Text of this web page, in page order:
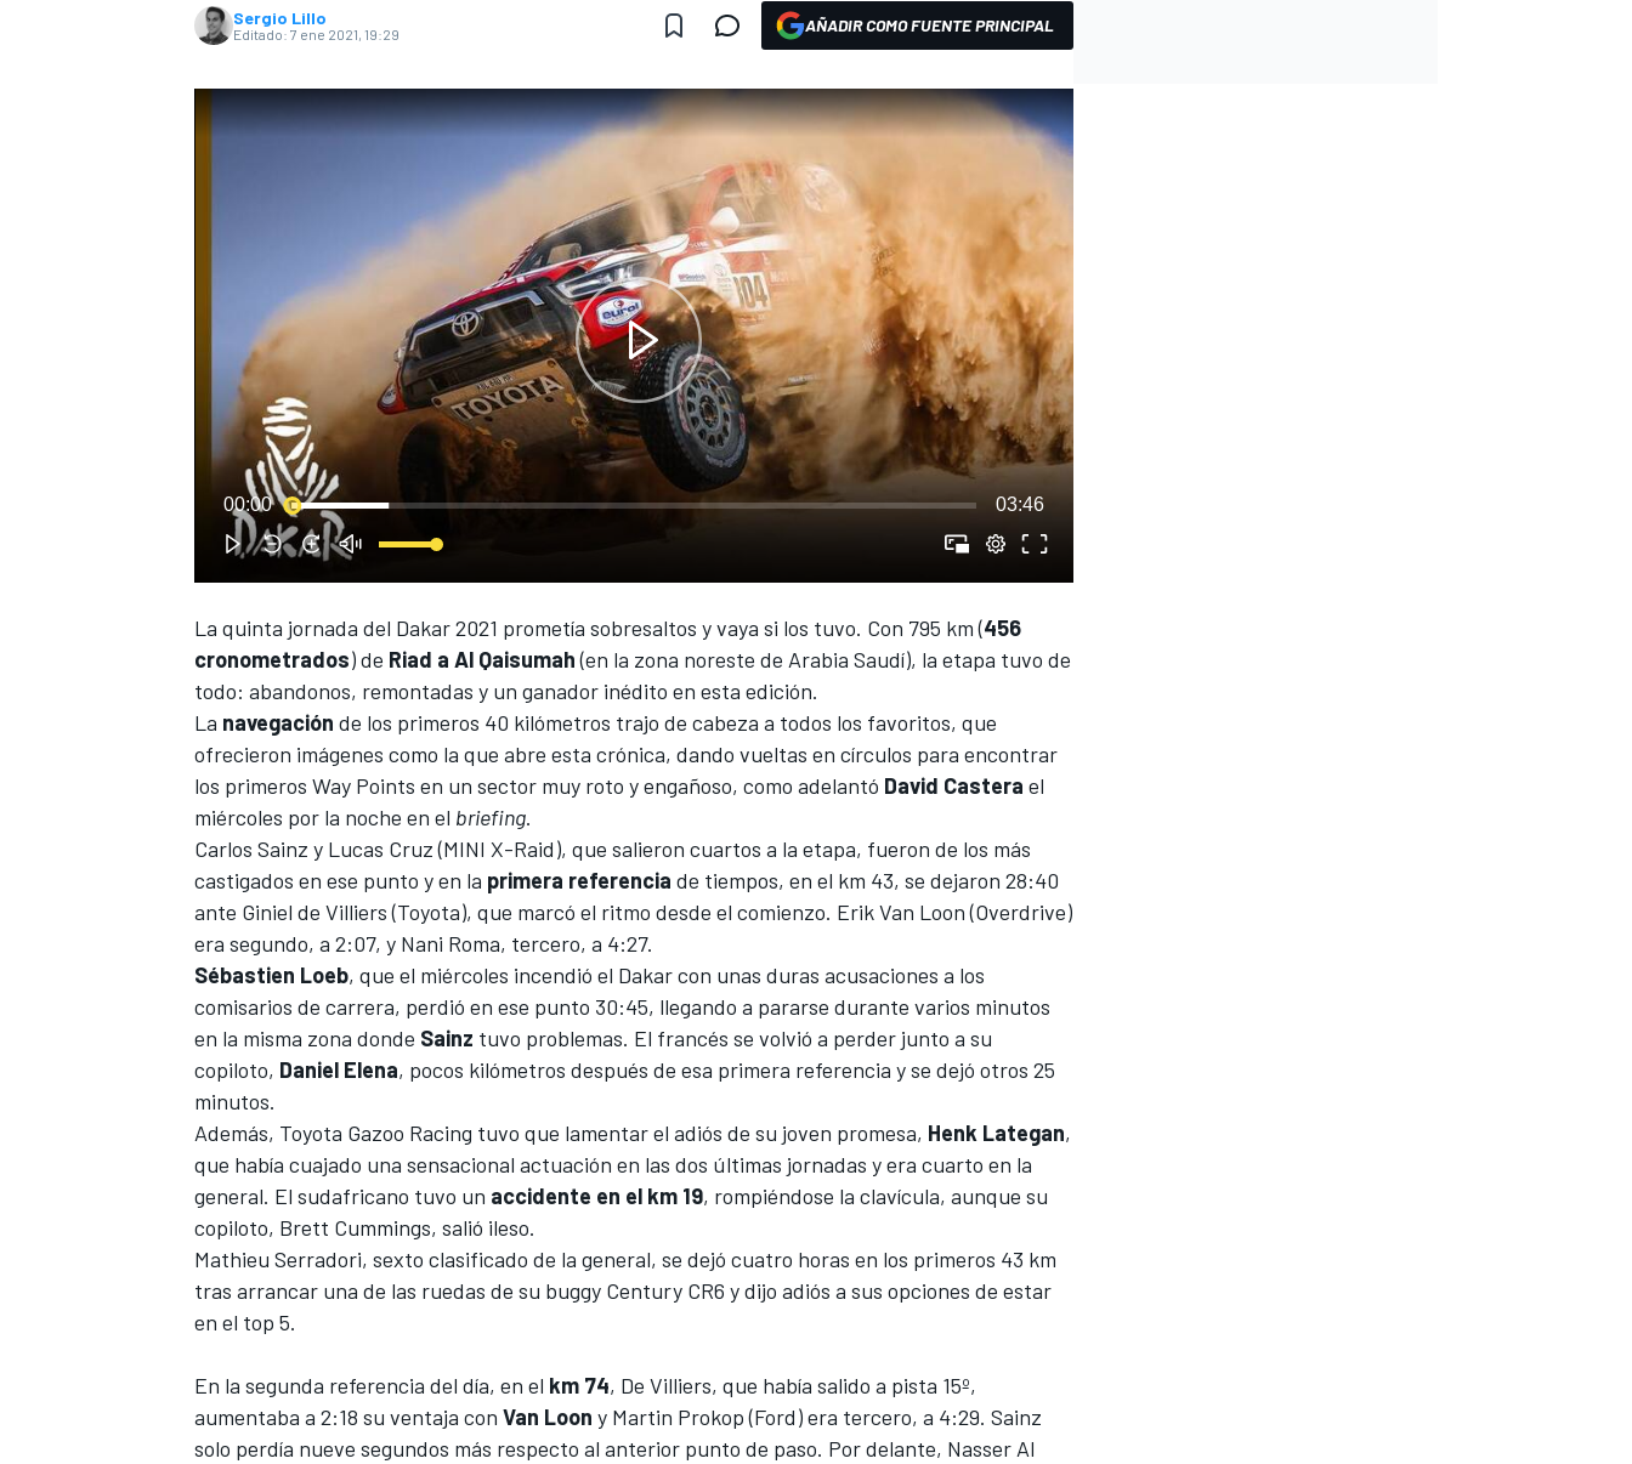
FÓRMULA E
Sergio Lillo
Editado: 7 ene 2021, 19:29 AÑADIR COMO FUENTE PRINCIPAL
00:00 03:46
La quinta jornada del Dakar 2021 prometía sobresaltos y vaya si los tuvo. Con 795 km (456
cronometrados) de Riad a Al Qaisumah(en la zona noreste de Arabia Saudí), la etapa tuvo de
todo: abandonos, remontadas y un ganador inédito en esta edición.
La navegación de los primeros 40 kilómetros trajo de cabeza a todos los favoritos, que
ofrecieron imágenes como la que abre esta crónica, dando vueltas en círculos para encontrar
los primeros Way Points en un sector muy roto y engañoso, como adelantó David Castera el
miércoles por la noche en el briefing.
Carlos Sainz y Lucas Cruz(MINI X-Raid), que salieron cuartos a la etapa, fueron de los más
castigados en ese punto y en la primera referencia de tiempos, en el km 43, se dejaron 28:40
ante Giniel de Villiers(Toyota), que marcó el ritmo desde el comienzo. Erik Van Loon (Overdrive)
era segundo, a 2:07, y Nani Roma, tercero, a 4:27.
Sébastien Loeb, que el miércoles incendió el Dakar con unas duras acusaciones a los
comisarios de carrera, perdió en ese punto 30:45, llegando a pararse durante varios minutos
en la misma zona donde Sainz tuvo problemas. El francés se volvió a perder junto a su
copiloto, Daniel Elena, pocos kilómetros después de esa primera referencia y se dejó otros 25
minutos.
Además, Toyota Gazoo Racing tuvo que lamentar el adiós de su joven promesa, Henk Lategan,
que había cuajado una sensacional actuación en las dos últimas jornadas y era cuarto en la
general. El sudafricano tuvo un accidente en el km 19, rompiéndose la clavícula, aunque su
copiloto, Brett Cummings, salió ileso.
Mathieu Serradori, sexto clasificado de la general, se dejó cuatro horas en los primeros 43 km
tras arrancar una de las ruedas de su buggy Century CR6 y dijo adiós a sus opciones de estar
en el top 5.
En la segunda referencia del día, en el km 74, De Villiers, que había salido a pista 15º,
aumentaba a 2:18 su ventaja con Van Loon y Martin Prokop (Ford) era tercero, a 4:29. Sainz
solo perdía nueve segundos más respecto al anterior punto de paso. Por delante, Nasser Al